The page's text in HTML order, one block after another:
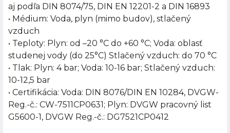
aj podľa DIN 8074/75, DIN EN 12201-2 a DIN 16893
• Médium: Voda, plyn (mimo budov), stlačený
vzduch
• Teploty: Plyn: od –20 °C do +60 °C; Voda: oblasť
studenej vody (do 25°C) Stlačený vzduch: do 70 °C
• Tlak: Plyn: 4 bar; Voda: 10-16 bar; Stlačený vzduch:
10-12,5 bar
• Certifikácia: Voda: DIN 8076/DIN EN 10284, DVGW-
Reg.-č.: CW-7511CP0631; Plyn: DVGW pracovný list
G5600-1, DVGW Reg.-č.: DG7521CP0412